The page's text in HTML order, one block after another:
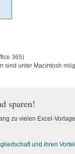
365)
sind unter Macintosh
sparen!
zu vielen Excel-
und ihren